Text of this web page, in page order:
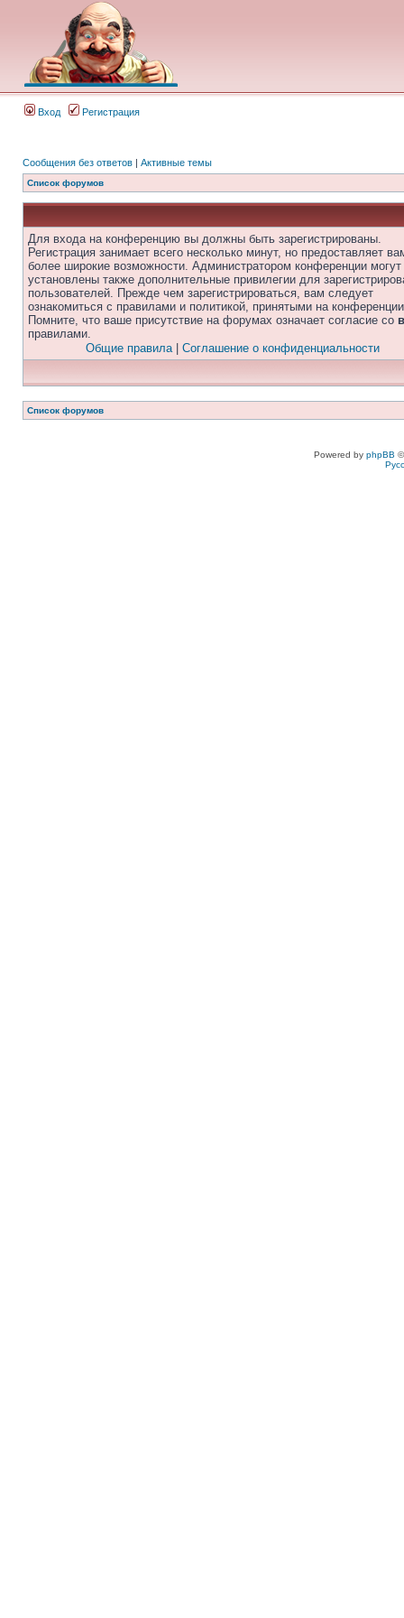
Вход Регистрация
Сообщения без ответов | Активные темы
Список форумов
Для входа на конференцию вы должны быть зарегистрированы.
Регистрация занимает всего несколько минут, но предоставляет
более широкие возможности. Администратором конференции
установлены также дополнительные привилегии для
пользователей. Прежде чем зарегистрироваться, вам следует
ознакомиться с правилами и политикой, принятыми на
Помните, что ваше присутствие на форумах означает согласие со
правилами.
Общие правила| Соглашение о конфиденциальности
Список форумов
Powered by phpBB